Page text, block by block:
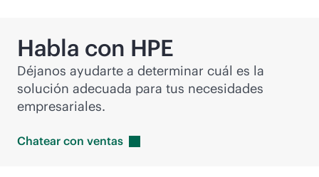
Habla con HPE
Déjanos ayudarte a determinar cuál es la
solución adecuada para tus necesidades
empresariales.
Chatear con ventas